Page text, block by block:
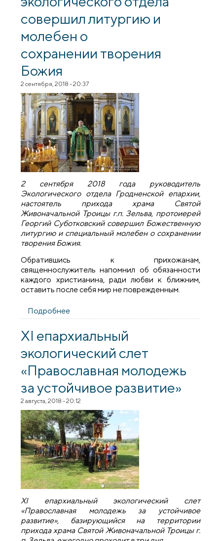
совершил литургию и
молебен о
сохранении творения
Божия
2 сентября, 2018 - 20:37
2 сентября 2018 года руководитель
Экологического отдела Гродненской епархии,
настоятель прихода храма Святой
Живоначальной Троицы г.п. Зельва, протоиерей
Георгий Суботковский совершил Божественную
литургию и специальный молебен о сохранении
творения Божия.
Обратившись к прихожанам,
священнослужитель напомнил об обязанности
каждого христианина, ради любви к ближним,
оставить после себя мир не поврежденным.
Подробнее
совершил литургию и молебен о
сохранении творения Божия
XI епархиальный
экологический слет
«Православная молодежь
за устойчивое развитие»
2 августа, 2018 - 20:12
XI епархиальный экологический слет
«Православная молодежь за устойчивое
развитие», базирующийся на территории
прихода храма Святой Живоначальной Троицы г.